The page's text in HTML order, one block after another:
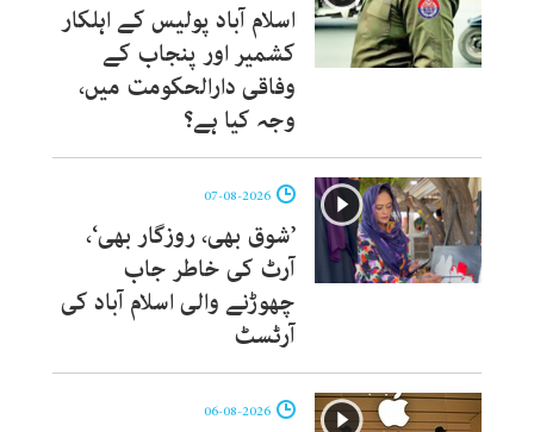
اسلام آباد پولیس کے اہلکار
کشمیر اور پنجاب کے
وفاقی دارالحکومت میں،
وجہ کیا ہے؟
’شوق بھی، روزگار بھی‘،
آرٹ کی خاطر جاب
چھوڑنے والی اسلام آباد کی
آرٹسٹ